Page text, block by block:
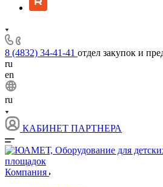
8 (4832) 34-41-41 отдел закупок и
ru
en
ru
КАБИНЕТ ПАРТНЕРА
Компания